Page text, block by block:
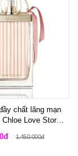
chất lãng mạn
Chloe Love Story
1.450.000đ